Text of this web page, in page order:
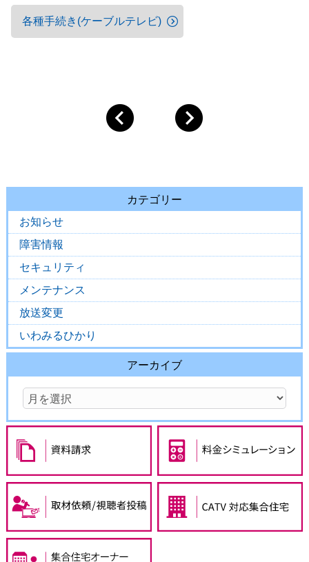
各種手続き(ケーブルテレビ)
カテゴリー
お知らせ
障害情報
セキュリティ
メンテナンス
放送変更
いわみるひかり
アーカイブ